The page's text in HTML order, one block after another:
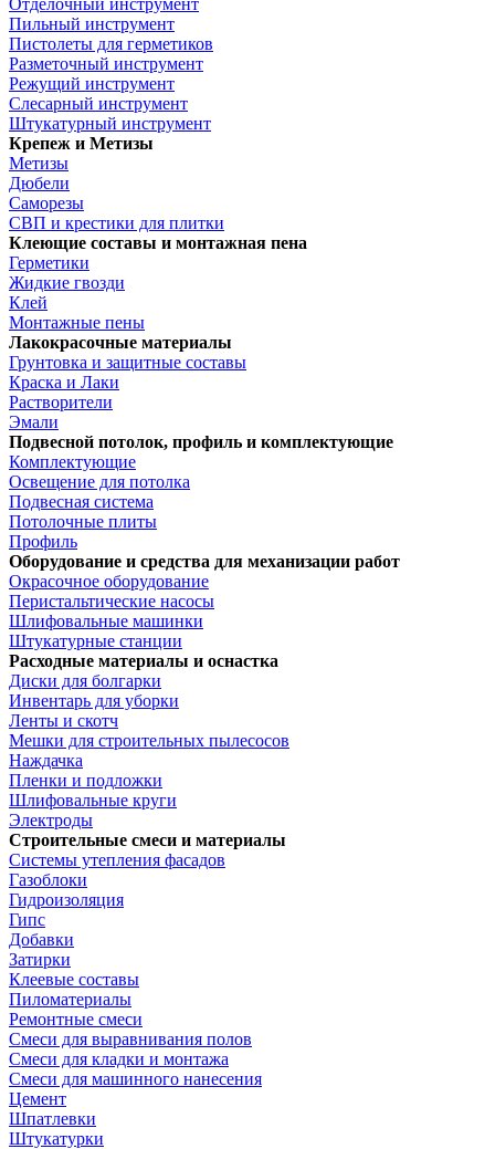
Отделочный инструмент
Пильный инструмент
Пистолеты для герметиков
Разметочный инструмент
Режущий инструмент
Слесарный инструмент
Штукатурный инструмент
Крепеж и Метизы
Метизы
Дюбели
Саморезы
СВП и крестики для плитки
Клеющие составы и монтажная пена
Герметики
Жидкие гвозди
Клей
Монтажные пены
Лакокрасочные материалы
Грунтовка и защитные составы
Краска и Лаки
Растворители
Эмали
Подвесной потолок, профиль и комплектующие
Комплектующие
Освещение для потолка
Подвесная система
Потолочные плиты
Профиль
Оборудование и средства для механизации работ
Окрасочное оборудование
Перистальтические насосы
Шлифовальные машинки
Штукатурные станции
Расходные материалы и оснастка
Диски для болгарки
Инвентарь для уборки
Ленты и скотч
Мешки для строительных пылесосов
Наждачка
Пленки и подложки
Шлифовальные круги
Электроды
Строительные смеси и материалы
Системы утепления фасадов
Газоблоки
Гидроизоляция
Гипс
Добавки
Затирки
Клеевые составы
Пиломатериалы
Ремонтные смеси
Смеси для выравнивания полов
Смеси для кладки и монтажа
Смеси для машинного нанесения
Цемент
Шпатлевки
Штукатурки